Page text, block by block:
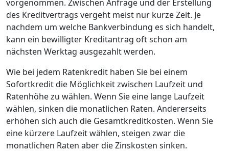
vorgenommen. Zwischen Anfrage und der Erstellung
des Kreditvertrags vergeht meist nur kurze Zeit. Je
nachdem um welche Bankverbindung es sich handelt,
kann ein bewilligter Kreditantrag oft schon am
nächsten Werktag ausgezahlt werden.
Wie bei jedem Ratenkredit haben Sie bei einem
Sofortkredit die Möglichkeit zwischen Laufzeit und
Ratenhöhe zu wählen. Wenn Sie eine lange Laufzeit
wählen, sinken die monatlichen Raten. Andererseits
erhöhen sich auch die Gesamtkreditkosten. Wenn Sie
eine kürzere Laufzeit wählen, steigen zwar die
monatlichen Raten aber die Zinskosten sinken.